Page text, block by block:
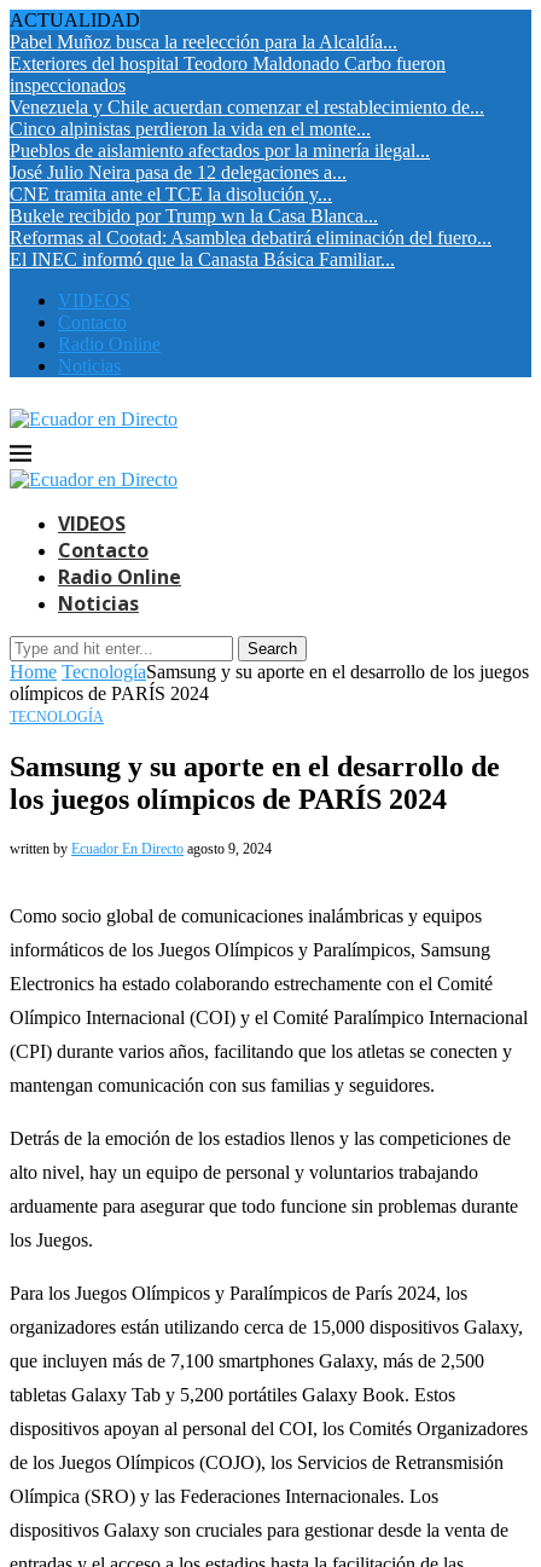
ACTUALIDAD
Pabel Muñoz busca la reelección para la Alcaldía...
Exteriores del hospital Teodoro Maldonado Carbo fueron
inspeccionados
Venezuela y Chile acuerdan comenzar el restablecimiento de...
Cinco alpinistas perdieron la vida en el monte...
Pueblos de aislamiento afectados por la minería ilegal...
José Julio Neira pasa de 12 delegaciones a...
CNE tramita ante el TCE la disolución y...
Bukele recibido por Trump wn la Casa Blanca...
Reformas al Cootad: Asamblea debatirá eliminación del fuero...
El INEC informó que la Canasta Básica Familiar...
VIDEOS
Contacto
Radio Online
Noticias
VIDEOS
Contacto
Radio Online
Noticias
Search
Home TecnologíaSamsung y su aporte en el desarrollo de los juegos
olímpicos de PARÍS 2024
TECNOLOGÍA
Samsung y su aporte en el desarrollo de
los juegos olímpicos de PARÍS 2024
written by Ecuador En Directo agosto 9, 2024
Como socio global de comunicaciones inalámbricas y equipos
informáticos de los Juegos Olímpicos y Paralímpicos, Samsung
Electronics ha estado colaborando estrechamente con el Comité
Olímpico Internacional (COI) y el Comité Paralímpico Internacional
(CPI) durante varios años, facilitando que los atletas se conecten y
mantengan comunicación con sus familias y seguidores.
Detrás de la emoción de los estadios llenos y las competiciones de
alto nivel, hay un equipo de personal y voluntarios trabajando
arduamente para asegurar que todo funcione sin problemas durante
los Juegos.
Para los Juegos Olímpicos y Paralímpicos de París 2024, los
organizadores están utilizando cerca de 15,000 dispositivos Galaxy,
que incluyen más de 7,100 smartphones Galaxy, más de 2,500
tabletas Galaxy Tab y 5,200 portátiles Galaxy Book. Estos
dispositivos apoyan al personal del COI, los Comités Organizadores
de los Juegos Olímpicos (COJO), los Servicios de Retransmisión
Olímpica (SRO) y las Federaciones Internacionales. Los
dispositivos Galaxy son cruciales para gestionar desde la venta de